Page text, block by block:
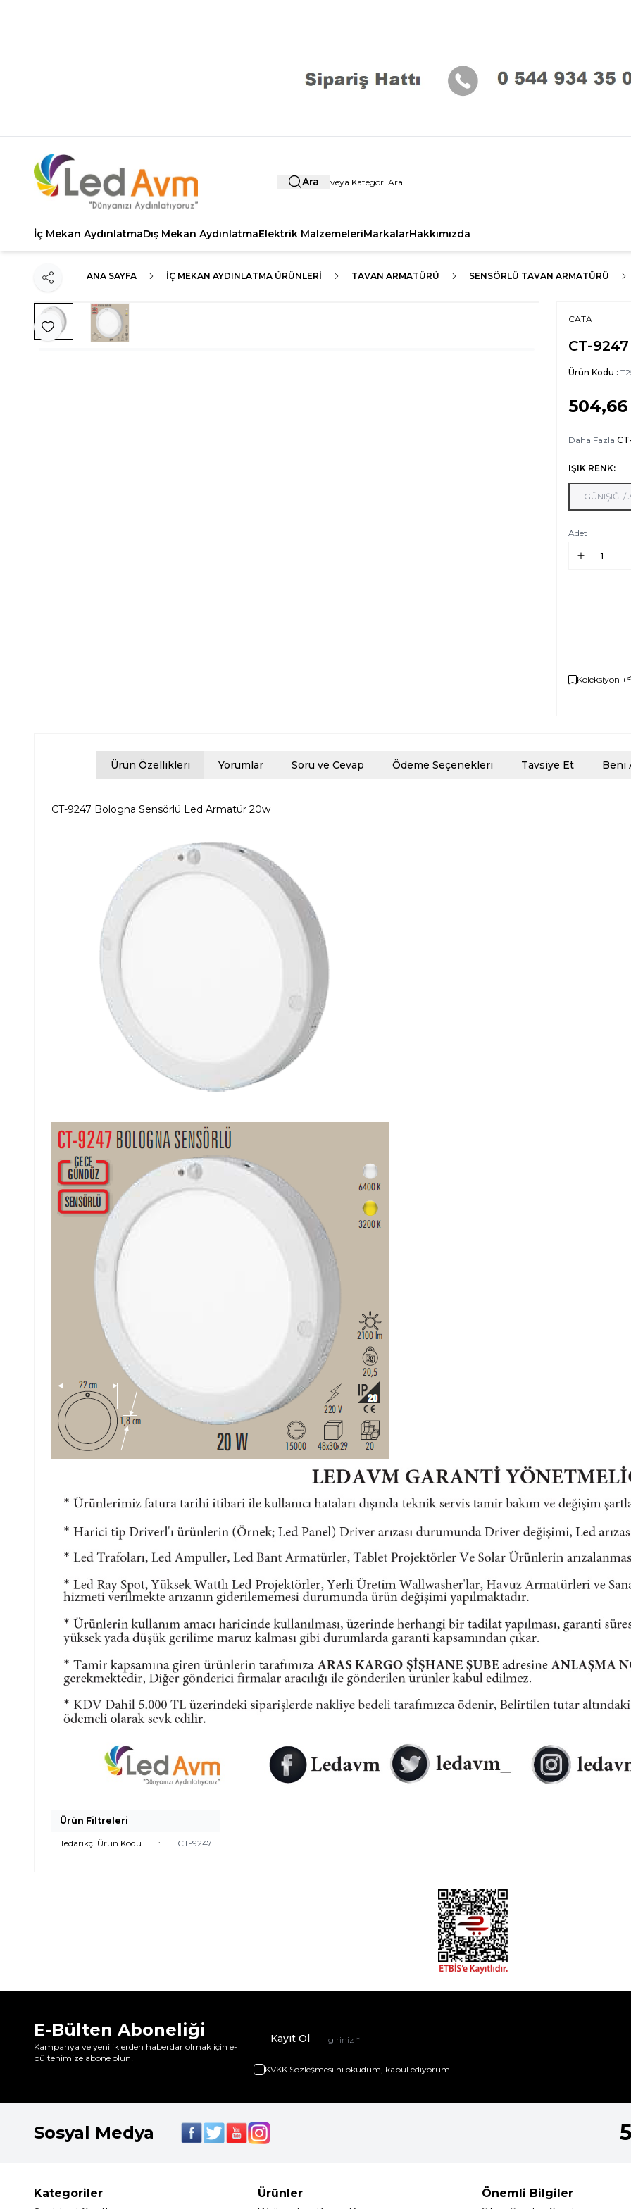
Ara
İç Mekan AydınlatmaDış Mekan AydınlatmaElektrik MalzemeleriMarkalarHakkımızda
ANA SAYFA İÇ MEKAN AYDINLATMA ÜRÜNLERI TAVAN ARMATÜRÜ SENSÖRLÜ TAVAN ARMATÜRÜ
Favoriye Ekle
Paylaş
CATA
CT-
Ürün Kodu :
504,66
Daha Fazla
IŞIK RENK:
GÜNIŞIĞI /
Adet
Koleksiyon +
Ürün Özellikleri Yorumlar Soru ve Cevap Ödeme Seçenekleri Tavsiye Et Beni
CT-9247 Bologna Sensörlü Led Armatür 20w
Ürün Filtreleri
Tedarikçi Ürün Kodu : CT-9247
E-Bülten Aboneliği
Kampanya ve yeniliklerden haberdar olmak için e-
bültenimize abone olun!
Kayıt Ol
KVKK Sözleşmesi'ni okudum, kabul ediyorum.
Sosyal Medya
Kategoriler Ürünler Önemli Bilgiler